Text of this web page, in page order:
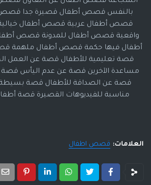
بالنفس قصص أطفال قصيرة جدا قصص
قصص أطفال عربية قصص أطفال
واقعية قصص أطفال للمدونة قصص
أطفال فيها حكمة قصص أطفال ملهمة
قصة تعليمية للأطفال قصة عن العمل
مساعدة الآخرين قصة عن عدم اليأس قصة
قصة عن الصداقة للأطفال قصة
مناسبة للفيديوهات القصيرة قصة
العلامات: قصص اطفال